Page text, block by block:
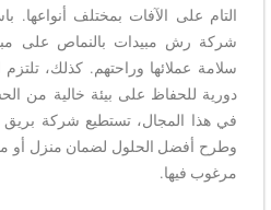
التام على الآفات بمختلف أنواعها.
شركة رش مبيدات بالنماص على
سلامة عملائها وراحتهم. كذلك،
دورية للحفاظ على بيئة خالية من
في هذا المجال، تستطيع شركة بريق
وطرح أفضل الحلول لضمان منزل أو
مرغوب فيها.